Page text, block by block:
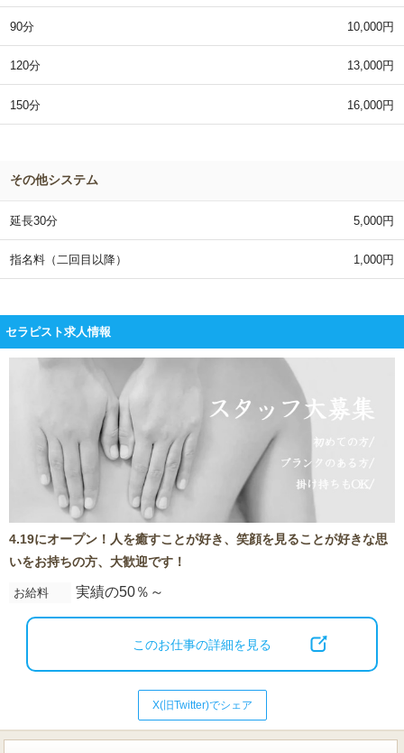
90分 10,000円
120分 13,000円
150分 16,000円
その他システム
延長30分 5,000円
指名料（二回目以降） 1,000円
セラピスト求人情報
4.19にオープン！人を癒すことが好き、笑顔を見ることが好きな思
いをお持ちの方、大歓迎です！
お給料 実績の50％～
このお仕事の詳細を見る
X(旧Twitter)でシェア